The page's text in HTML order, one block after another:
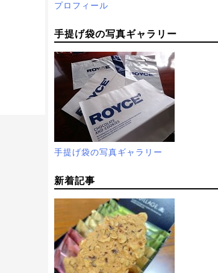
プロフィール
手提げ袋の写真ギャラリー
手提げ袋の写真ギャラリー
新着記事